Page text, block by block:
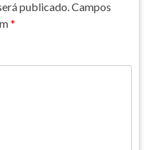
publicado. Campos
*